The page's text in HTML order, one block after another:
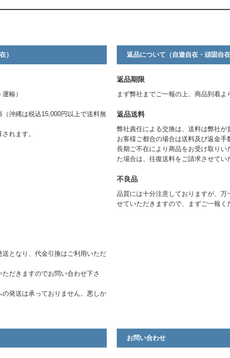
）
輸）
沖縄は税込15,000円以上で送料無
れます。
となり、代金引換はご利用いただ
だきますのでお問い合わせ下さ
発送は承っておりません。悪しか
返品について（自遊自在・頑固自在
返品期限
まず弊社までご一報の上、商品到着
返品送料
弊社責任による交換は、送料は弊社が
お客様ご都合の場合は送料及び返金手
長期ご不在により商品をお受け取り
た場合は、往復送料をご請求させてい
不良品
品質には十分注意しておりますが、万
せていただきますので、まずご一報く
お問い合わせ